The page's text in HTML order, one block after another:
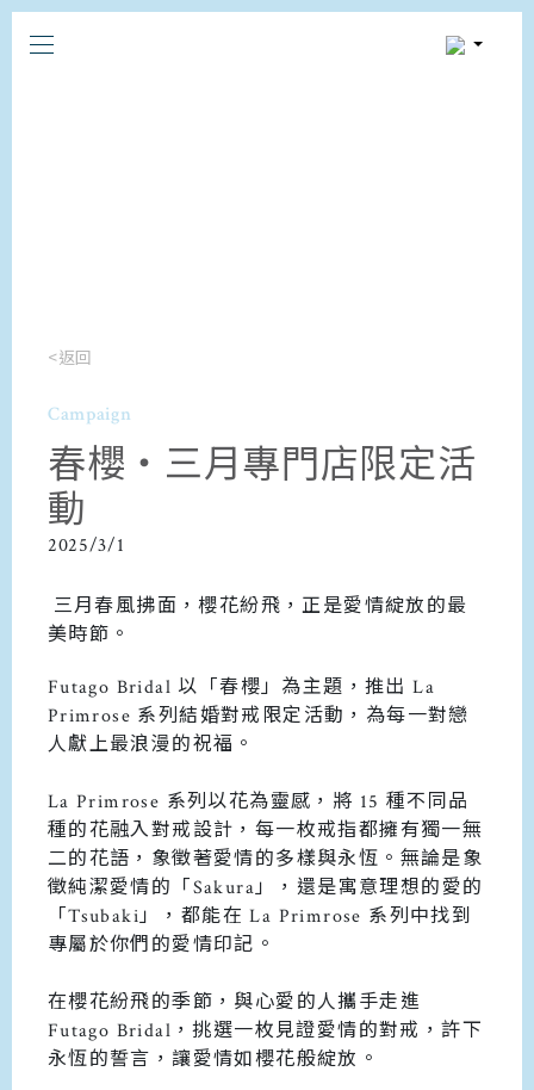
<返回
Campaign
春櫻・三月專門店限定活
動
2025/3/1
三月春風拂面，櫻花紛飛，正是愛情綻放的最
美時節。
Futago Bridal 以「春櫻」為主題，推出 La
Primrose 系列結婚對戒限定活動，為每一對戀
人獻上最浪漫的祝福。
La Primrose 系列以花為靈感，將 15 種不同品
種的花融入對戒設計，每一枚戒指都擁有獨一無
二的花語，象徵著愛情的多樣與永恆。無論是象
徵純潔愛情的「Sakura」，還是寓意理想的愛的
「Tsubaki」，都能在 La Primrose 系列中找到
專屬於你們的愛情印記。
在櫻花紛飛的季節，與心愛的人攜手走進
Futago Bridal，挑選一枚見證愛情的對戒，許下
永恆的誓言，讓愛情如櫻花般綻放。